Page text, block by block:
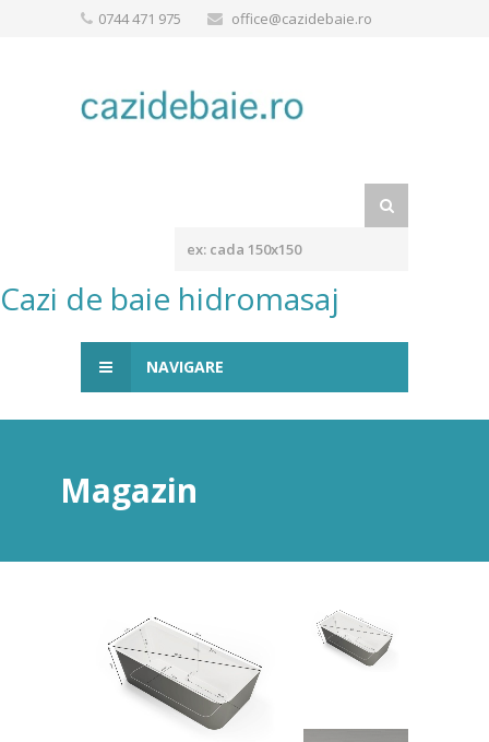
0744 471 975 office@cazidebaie.ro
Cazi de baie hidromasaj
NAVIGARE
Magazin